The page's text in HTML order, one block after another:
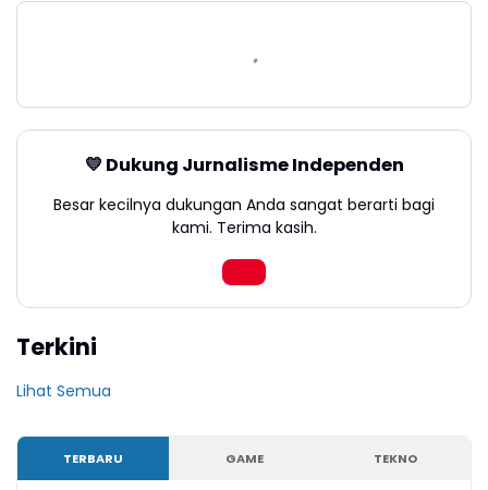
💛 Dukung Jurnalisme Independen
Besar kecilnya dukungan Anda sangat berarti bagi
kami. Terima kasih.
Terkini
Lihat Semua
TERBARU GAME TEKNO